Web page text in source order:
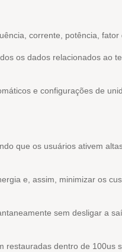
corrente, potência, fator
os dados relacionados ao
e configurações de
que os usuários ativem
e, assim, minimizar os
sem desligar a
restauradas dentro de 100us